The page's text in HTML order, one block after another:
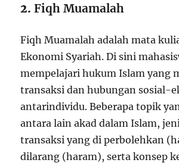
2.Fiqh Muamalah
Fiqh Muamalah adalah mata
Ekonomi Syariah. Di sini
mempelajari hukum Islam yang
transaksi dan hubungan sosial-
antarindividu. Beberapa topik
antara lain akad dalam Islam,
transaksi yang di perbolehkan
dilarang (haram), serta konsep